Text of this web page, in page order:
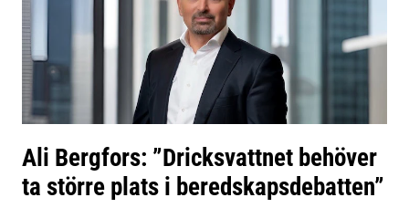
Ali Bergfors: ”Dricksvattnet behöver
ta större plats i beredskapsdebatten”